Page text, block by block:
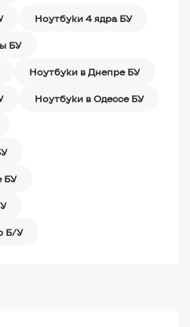
Ноутбуки 4 ядра БУ
БУ
Ноутбуки в Днепре БУ
Ноутбуки в Одессе БУ
БУ
Б/У